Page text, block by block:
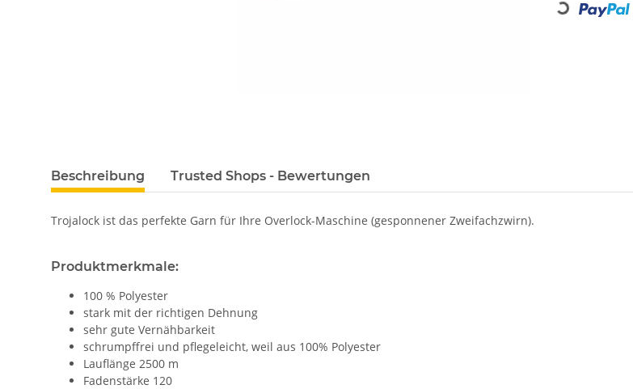
Loading...
Beschreibung Trusted Shops - Bewertungen
Trojalock ist das perfekte Garn für Ihre Overlock-Maschine (gesponnener Zweifachzwirn).
Produktmerkmale:
100 % Polyester
stark mit der richtigen Dehnung
sehr gute Vernähbarkeit
schrumpffrei und pflegeleicht, weil aus 100% Polyester
Lauflänge 2500 m
Fadenstärke 120